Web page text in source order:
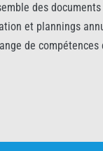
des
et plannings
de